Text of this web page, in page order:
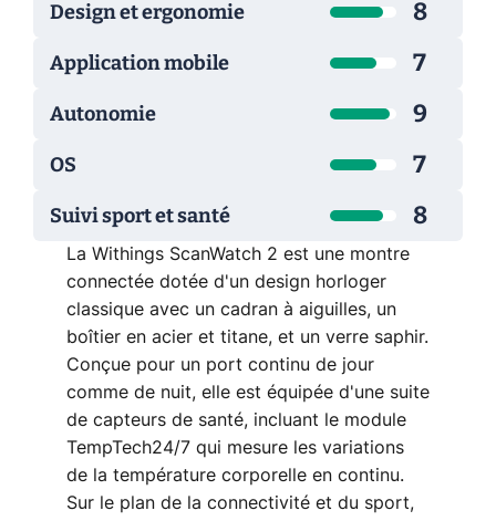
Design et ergonomie 8
Application mobile 7
Autonomie 9
OS 7
Suivi sport et santé 8
La Withings ScanWatch 2 est une montre
connectée dotée d'un design horloger
classique avec un cadran à aiguilles, un
boîtier en acier et titane, et un verre saphir.
Conçue pour un port continu de jour
comme de nuit, elle est équipée d'une suite
de capteurs de santé, incluant le module
TempTech24/7 qui mesure les variations
de la température corporelle en continu.
Sur le plan de la connectivité et du sport,